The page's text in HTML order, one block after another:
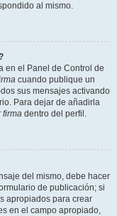
al mismo.
en el Panel de Control de
cuando publique un
sus mensajes activando
Para dejar de añadirla
firma dentro del perfil.
del mismo, debe hacer
de publicación; si
apropiados para crear
en el campo apropiado,